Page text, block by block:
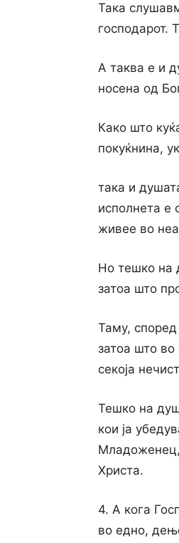
Така
господарот.
А таква е и
носена од
Како што
покуќнина,
така и
исполнета е
живее во
Но тешко на
затоа што
Таму, според
затоа што
секоја
Тешко на
кои ја
Младоженец,
Христа.
4. А кога
во едно,